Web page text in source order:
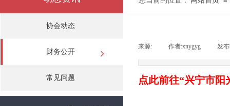
协会动态
财务公开
常见问题
来源: 作者:xnygyg 发
点此前往“兴宁市